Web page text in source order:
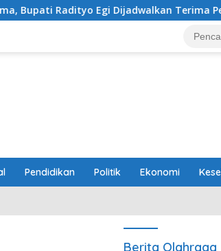
Egi Dijadwalkan Terima Penghargaan dari
Pendidikan Politik Ekonomi
Berita Olahraga